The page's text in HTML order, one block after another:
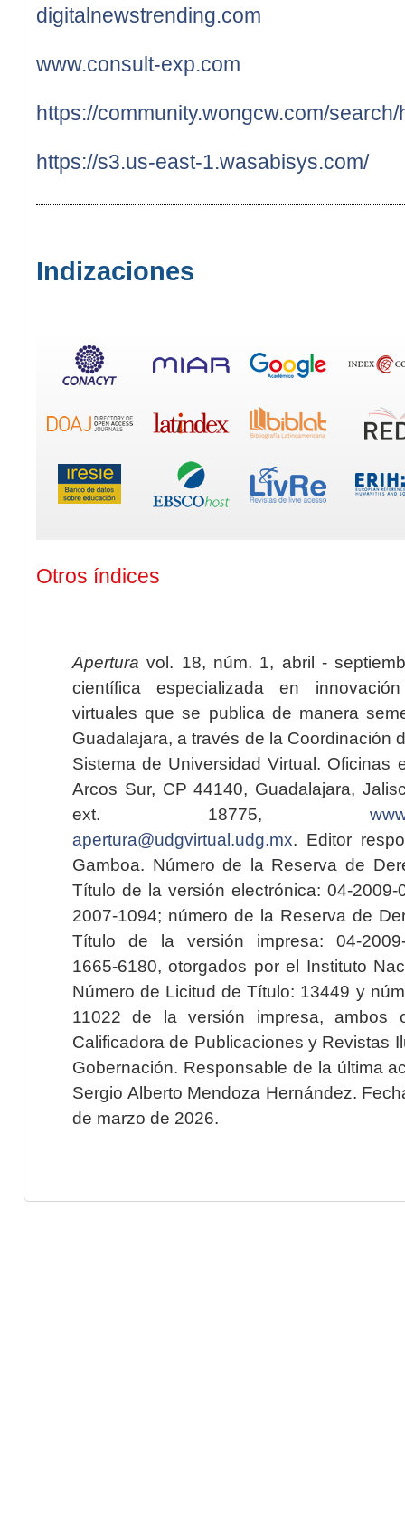
digitalnewstrending.com
www.consult-exp.com
https://community.wongcw.com/
https://s3.us-east-1.wasabisys.com/
Indizaciones
Otros índices
Apertura vol. 18, núm. 1, abril -
científica especializada en
virtuales que se publica de manera
Guadalajara, a través de la Coordinación
Sistema de Universidad Virtual. Oficinas
Arcos Sur, CP 44140, Guadalajara,
ext. 18775,
apertura@udgvirtual.udg.mx. Editor
Gamboa. Número de la Reserva de
Título de la versión electrónica: 04-2009-
2007-1094; número de la Reserva de
Título de la versión impresa: 04-2009-
1665-6180, otorgados por el Instituto
Número de Licitud de Título: 13449 y
11022 de la versión impresa, ambos
Calificadora de Publicaciones y Revistas
Gobernación. Responsable de la última
Sergio Alberto Mendoza Hernández.
de marzo de 2026.